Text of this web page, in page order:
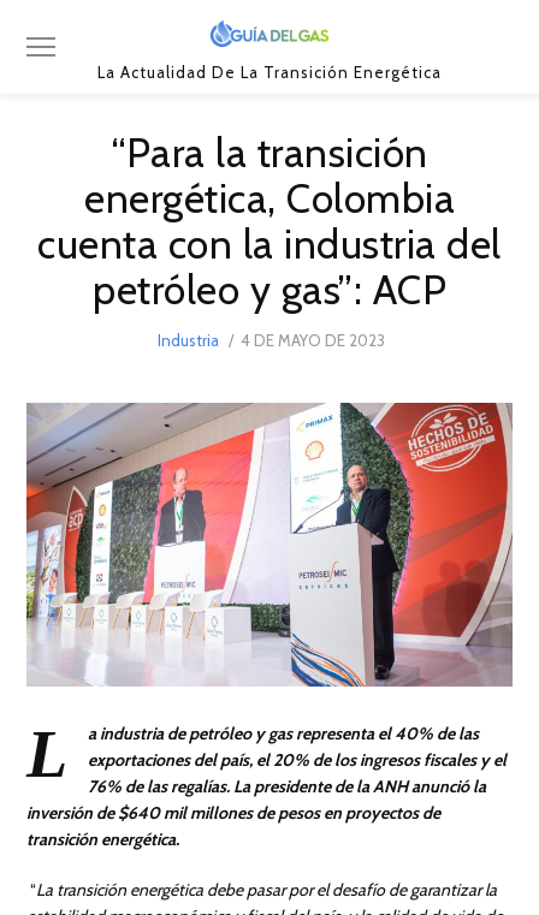
La Actualidad De La Transición Energética
“Para la transición
energética, Colombia
cuenta con la industria del
petróleo y gas”: ACP
Industria
POSTED
4 DE MAYO DE 2023
DE
2023
L
a industria de petróleo y gas representa el 40% de las
exportaciones del país, el 20% de los ingresos fiscales y el
76% de las regalías. La presidente de la ANH anunció la
inversión de $640 mil millones de pesos en proyectos de
transición energética.
“La transición energética debe pasar por el desafío de garantizar la